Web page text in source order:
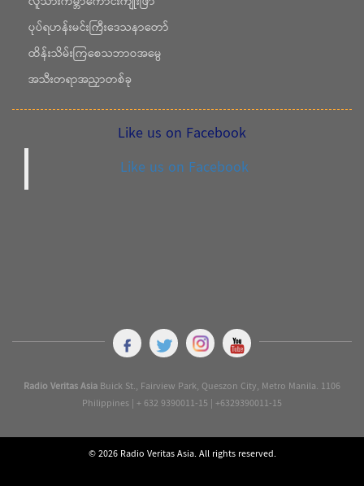
ပုပ်ရဟန်းမင်းကြီးဒေသနာတော်
ထိန်းသိမ်းကြစေသဘာဝအမွေ
အသီးတရာအညှာတစ်ခု
Like us on Facebook
Like us on Facebook
Radio Veritas AsiaBuick St., Fairview Park, Queszon City, Metro Manila. 1106
Philippines | + 632 9390011-15 | +6329390011-15
© 2026 Radio Veritas Asia. All rights reserved.